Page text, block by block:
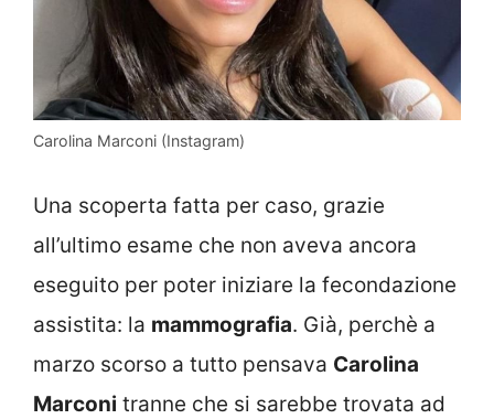
Carolina Marconi (Instagram)
Una scoperta fatta per caso, grazie
all’ultimo esame che non aveva ancora
eseguito per poter iniziare la fecondazione
assistita: la mammografia. Già, perchè a
marzo scorso a tutto pensava Carolina
Marconi tranne che si sarebbe trovata ad